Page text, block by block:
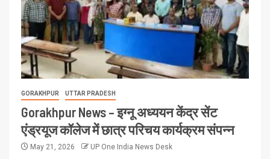
GORAKHPUR UTTAR PRADESH
Gorakhpur News – इग्नू अध्ययन केंद्र सेंट
एंड्रयूज कॉलेज में छात्र परिचय कार्यक्रम संपन्न
May 21, 2026 UP One India News Desk